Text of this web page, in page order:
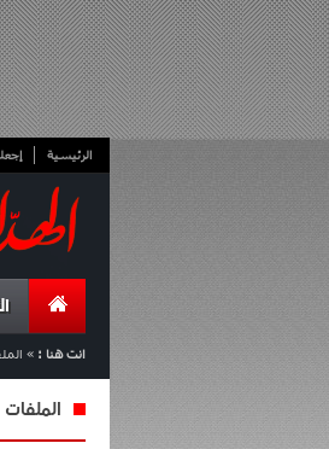
الرئيسية
انت هنا : »
الملفات